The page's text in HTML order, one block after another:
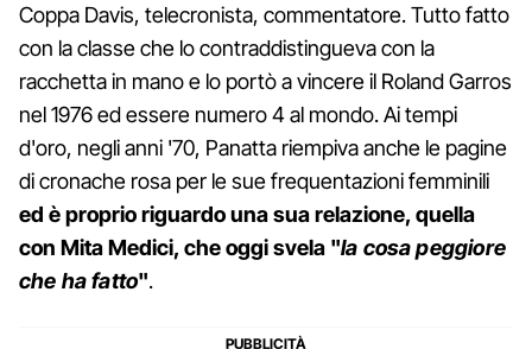
Coppa Davis, telecronista, commentatore. Tutto fatto
con la classe che lo contraddistingueva con la
racchetta in mano e lo portò a vincere il Roland Garros
nel 1976 ed essere numero 4 al mondo. Ai tempi
d'oro, negli anni '70, Panatta riempiva anche le pagine
di cronache rosa per le sue frequentazioni femminili
ed è proprio riguardo una sua relazione, quella
con Mita Medici, che oggi svela "la cosa peggiore
che ha fatto".